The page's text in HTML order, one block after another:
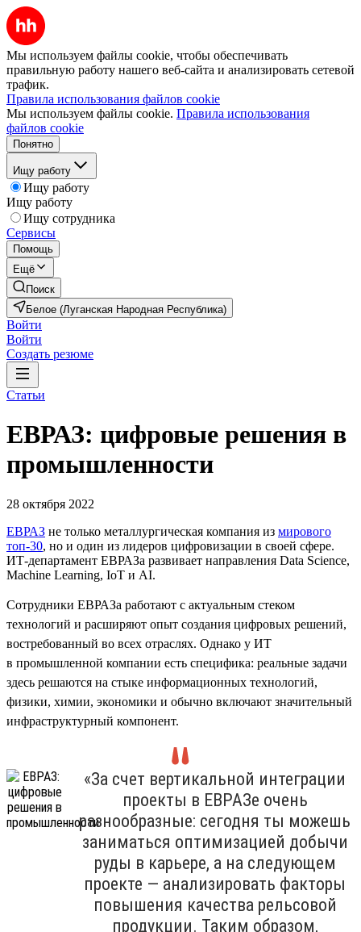
Мы используем файлы cookie, чтобы обеспечивать
правильную работу нашего веб-сайта и анализировать сетевой
трафик.
Правила использования файлов cookie
Мы используем файлы cookie. Правила использования
файлов cookie
Понятно
Ищу работу
Ищу работу
Ищу работу
Ищу сотрудника
Сервисы
Помощь
Ещё
Поиск
Белое (Луганская Народная Республика)
Войти
Войти
Создать резюме
Статьи
ЕВРАЗ: цифровые решения в
промышленности
28 октября 2022
ЕВРАЗ не только металлургическая компания из мирового
топ-30, но и один из лидеров цифровизации в своей сфере.
ИТ-департамент ЕВРАЗа развивает направления Data Science,
Machine Learning, IoT и AI.
Сотрудники ЕВРАЗа работают с актуальным стеком
технологий и расширяют опыт создания цифровых решений,
востребованный во всех отраслях. Однако у ИТ
в промышленной компании есть специфика: реальные задачи
здесь решаются на стыке информационных технологий,
физики, химии, экономики и обычно включают значительный
инфраструктурный компонент.
«За счет вертикальной интеграции
проекты в ЕВРАЗе очень
разнообразные: сегодня ты можешь
заниматься оптимизацией добычи
руды в карьере, а на следующем
проекте — анализировать факторы
повышения качества рельсовой
продукции. Таким образом,